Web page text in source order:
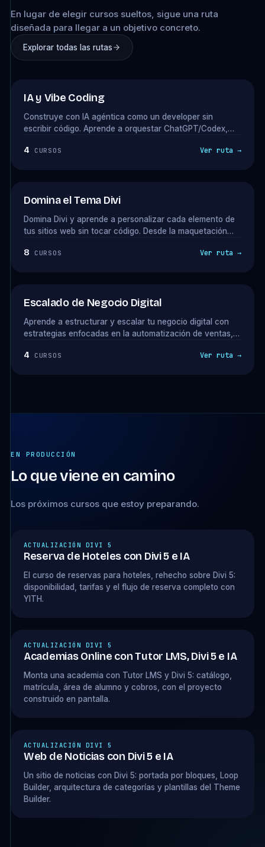
En lugar de elegir cursos sueltos, sigue una ruta
diseñada para llegar a un objetivo concreto.
Explorar todas las rutas
IA y Vibe Coding
Construye con IA agéntica como un developer sin
escribir código. Aprende a orquestar ChatGPT/Codex,
integraciones y productos digitales que puedas vender
4 CURSOS Ver ruta →
Domina el Tema Divi
Domina Divi y aprende a personalizar cada elemento de
tus sitios web sin tocar código. Desde la maquetación
efectos visuales y optimización de velocidad, todo lo que
8 CURSOS Ver ruta →
Escalado de Negocio Digital
Aprende a estructurar y escalar tu negocio digital con
estrategias enfocadas en la automatización de ventas,
Descubre cómo atraer clientes premium, ofrecer upsells
4 CURSOS Ver ruta →
EN PRODUCCIÓN
Lo que viene en camino
Los próximos cursos que estoy preparando.
ACTUALIZACIÓN DIVI 5
Reserva de Hoteles con Divi 5 e IA
El curso de reservas para hoteles, rehecho sobre Divi 5:
disponibilidad, tarifas y el flujo de reserva completo con
YITH.
ACTUALIZACIÓN DIVI 5
Academias Online con Tutor LMS, Divi 5 e IA
Monta una academia con Tutor LMS y Divi 5: catálogo,
matrícula, área de alumno y cobros, con el proyecto
construido en pantalla.
ACTUALIZACIÓN DIVI 5
Web de Noticias con Divi 5 e IA
Un sitio de noticias con Divi 5: portada por bloques, Loop
Builder, arquitectura de categorías y plantillas del Theme
Builder.